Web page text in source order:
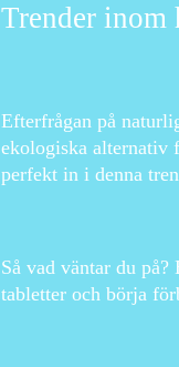
Trender inom
Efterfrågan på
ekologiska alternativ
perfekt in i denna
Så vad väntar du
tabletter och börja